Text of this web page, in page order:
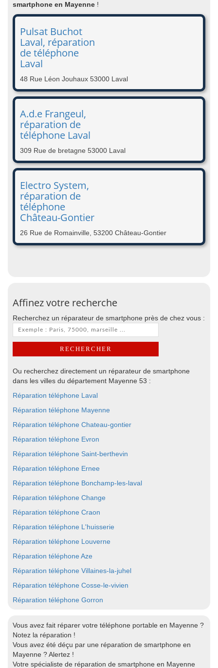
smartphone en Mayenne !
Pulsat Buchot
Laval, réparation
de téléphone
Laval
48 Rue Léon Jouhaux 53000 Laval
A.d.e Frangeul,
réparation de
téléphone Laval
309 Rue de bretagne 53000 Laval
Electro System,
réparation de
téléphone
Château-Gontier
26 Rue de Romainville, 53200 Château-Gontier
Affinez votre recherche
Recherchez un réparateur de smartphone près de chez vous :
Ou recherchez directement un réparateur de smartphone
dans les villes du département Mayenne 53 :
Réparation téléphone Laval
Réparation téléphone Mayenne
Réparation téléphone Chateau-gontier
Réparation téléphone Evron
Réparation téléphone Saint-berthevin
Réparation téléphone Ernee
Réparation téléphone Bonchamp-les-laval
Réparation téléphone Change
Réparation téléphone Craon
Réparation téléphone L'huisserie
Réparation téléphone Louverne
Réparation téléphone Aze
Réparation téléphone Villaines-la-juhel
Réparation téléphone Cosse-le-vivien
Réparation téléphone Gorron
Vous avez fait réparer votre téléphone portable en Mayenne ?
Notez la réparation !
Vous avez été déçu par une réparation de smartphone en
Mayenne ? Alertez !
Votre spécialiste de réparation de smartphone en Mayenne